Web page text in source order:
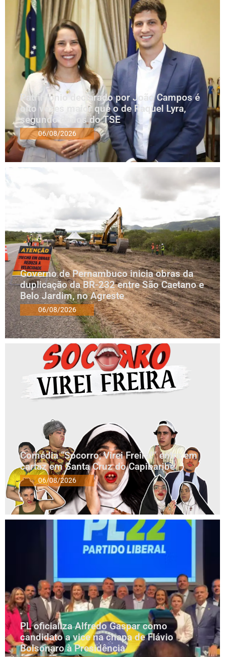
Patrimônio declarado por João Campos é
oito vezes maior que o de Raquel Lyra,
segundo dados do TSE
06/08/2026
Governo de Pernambuco inicia obras da
duplicação da BR-232 entre São Caetano e
Belo Jardim, no Agreste
06/08/2026
Comédia “Socorro, Virei Freira!” entra em
cartaz em Santa Cruz do Capibaribe
06/08/2026
PL oficializa Alfredo Gaspar como
candidato a vice na chapa de Flávio
Bolsonaro à Presidência